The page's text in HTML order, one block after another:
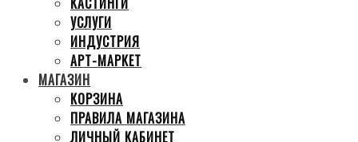
УСЛУГИ
ИНДУСТРИЯ
АРТ-МАРКЕТ
МАГАЗИН
КОРЗИНА
ПРАВИЛА МАГАЗИНА
ЛИЧНЫЙ КАБИНЕТ